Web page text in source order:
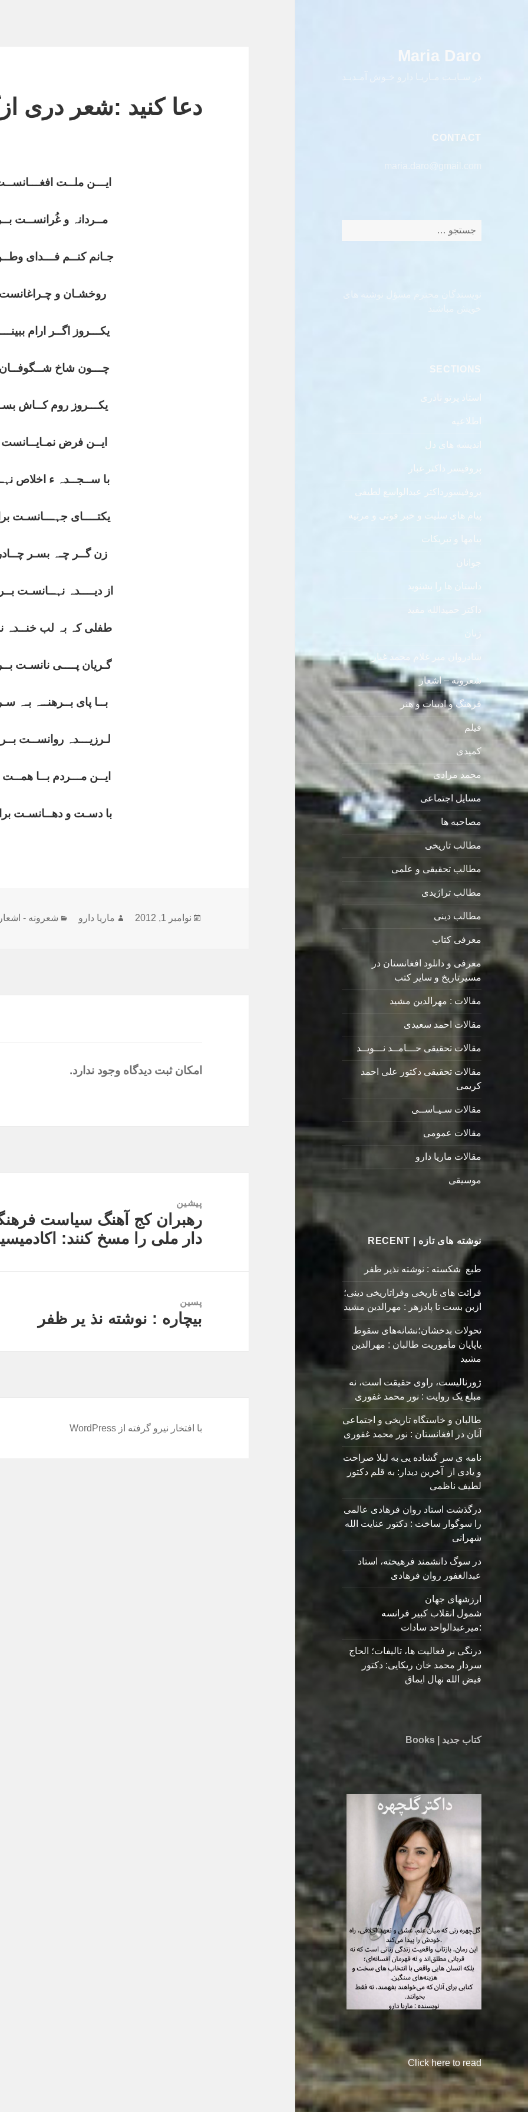
Maria Daro
در سـایـت مـاریـا دارو خـوش آمـدیـد
CONTACT
برای:
نویسندگان محترم مسؤل نوشته های
SECTIONS
استاد پرتو نادری
اطلاعیه
اندیشه های دل
پروفیسر داکتر غبار
پروفیسورداکتر عبدالواسع لطیفی
پیام های سلیت و خبر فوتی و مرثیه
پیامها و تبریکات
جوانان
داستان ها را بشنوید
داکتر حمیدالله مفید
زنان
شادروان میر غلام محمد غبار
شعرونه – اشعار
فرهنگ و ادبیات و هنر
فیلم
کمیدی
محمد مرادی
مسایل اجتماعی
مصاحبه ها
مطالب تاریخی
مطالب تحقیقی و علمی
مطالب تراژیدی
مطالب دینی
معرفی کتاب
معرفی و دانلود افغانستان در
مسیرتاریخ و سایر کتب
مقالات : مهرالدین مشید
مقالات احمد سعیدی
مقالات تحقیقی حـــامــد نـــویــد
مقالات تحقیقی دکتور علی احمد
کریمی
مقالات سـیـاســی
مقالات عمومی
مقالات ماریا دارو
موسیقی
نوشته های تازه | RECENT
طبع شکسته : نوشته نذیر ظفر
قرائت های تاریخی وفراتاریخی دینی؛
ازبن بست تا پادزهر : مهرالدین مشید
تحولات بدخشان؛نشانه‌های سقوط
یاپایان مأموریت طالبان : مهرالدین
مشید
ژورنالیست، راوی حقیقت است، نه
مبلغ یک روایت : نور محمد غفوری
طالبان و خاستگاه تاریخی و اجتماعی
آنان در افغانستان : نور محمد غفوری
نامه ی سر گشاده يی به ليلا صراحت
و یادی از آخرین دیدار: به قلم دکتور
لطیف ناظمی
درگذشت استاد روان فرهادی عالمی
را سوگوار ساخت : دکتور عنایت الله
شهرانی
در سوگ دانشمند فرهیخته، استاد
عبدالغفور روان فرهادی
ارزشهای جهان
شمول انقلاب کبیر فرانسه
:میرعبدالواحد سادات
درنگی بر فعالیت ها، تالیفات؛ الحاج
سردار محمد خان ریکایی: دکتور
فیض الله نهال ایماق
کتاب جدید | Books
Click here to read
دعا کنید :شعر دری
ایـــن ملــت
مــردانہ و ‏غُرانســت
جـانم کنــم ‌فـــدای
روخشـان و چـراغانست
یکـــروز اگــر ارام
چـــون شاخ
یکـــروز روم کــاش
ایــن فرض
با ســجــدہ ء اخلاص
یکتــــای جہـــانسـت
زن گــر چـہ بسـر
از دیــــدہ نہــانسـت
طفلی کہ بہ لب خنــدہ
گـریان پــــی نانسـت
بــا پای بــرھنــہ بـہ
لـرزیـــدہ روانســت
ایــن مـــردم بــا
با دسـت و دھــانسـت
ارسال
نوامبر 1, 2012 نویسنده
ماریا دارو دسته‌ها
شعرونه - اشعار
امکان ثبت دیدگاه وجود ندارد.
پیشین
نوشته
قبلی:
رهبران کج آهنگ سیاست
دار ملی را مسخ کنند:
پسین
نوشته
بیچاره : نوشته نذ یر ظفر
با افتخار نیرو گرفته از WordPress